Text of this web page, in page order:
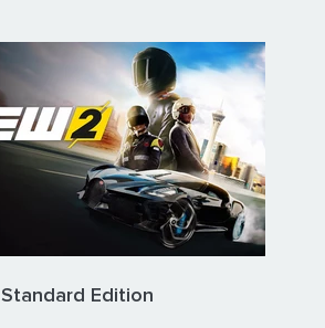
Standard Edition